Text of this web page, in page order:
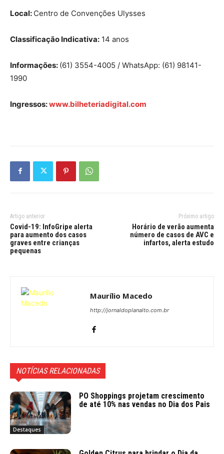
Local: Centro de Convenções Ulysses
Classificação Indicativa: 14 anos
Informações: (61) 3554-4005 / WhatsApp: (61) 98141-
1990
Ingressos:www.bilheteriadigital.com
Artigo anterior
Covid-19: InfoGripe alerta
para aumento dos casos
graves entre crianças
pequenas
Próximo artigo
Horário de verão aumenta
número de casos de AVC e
infartos, alerta estudo
Maurílio Macedo
http://jornaldoplanalto.com.br
NOTÍCIAS RELACIONADAS
Destaques
PO Shoppings projetam crescimento
de até 10% nas vendas no Dia dos Pais